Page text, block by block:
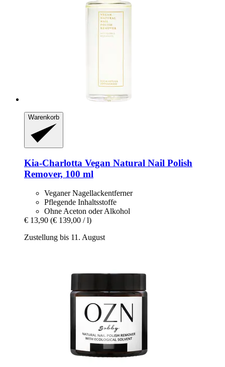
Warenkorb
Kia-Charlotta Vegan Natural Nail Polish
Remover, 100 ml
Veganer Nagellackentferner
Pflegende Inhaltsstoffe
Ohne Aceton oder Alkohol
€ 13,90 (€ 139,00 / l)
Zustellung bis 11. August